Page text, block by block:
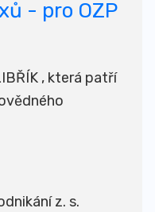
- pro OZP
, která patří
z. s.